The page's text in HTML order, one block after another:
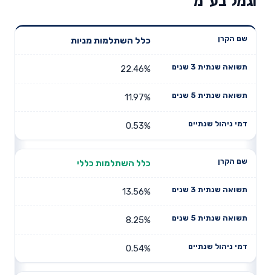
שנים
תשואה
כלל השתלמות מניות
22.46%
11.97%
0.53%
כלל השתלמות כללי
13.56%
8.25%
0.54%